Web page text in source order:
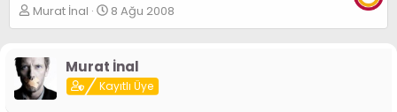
K
o
u
y
u
B
Murat İnal
B
a
a
n
8 Ağu 2008
Murat İnal
Kayıtlı Üye